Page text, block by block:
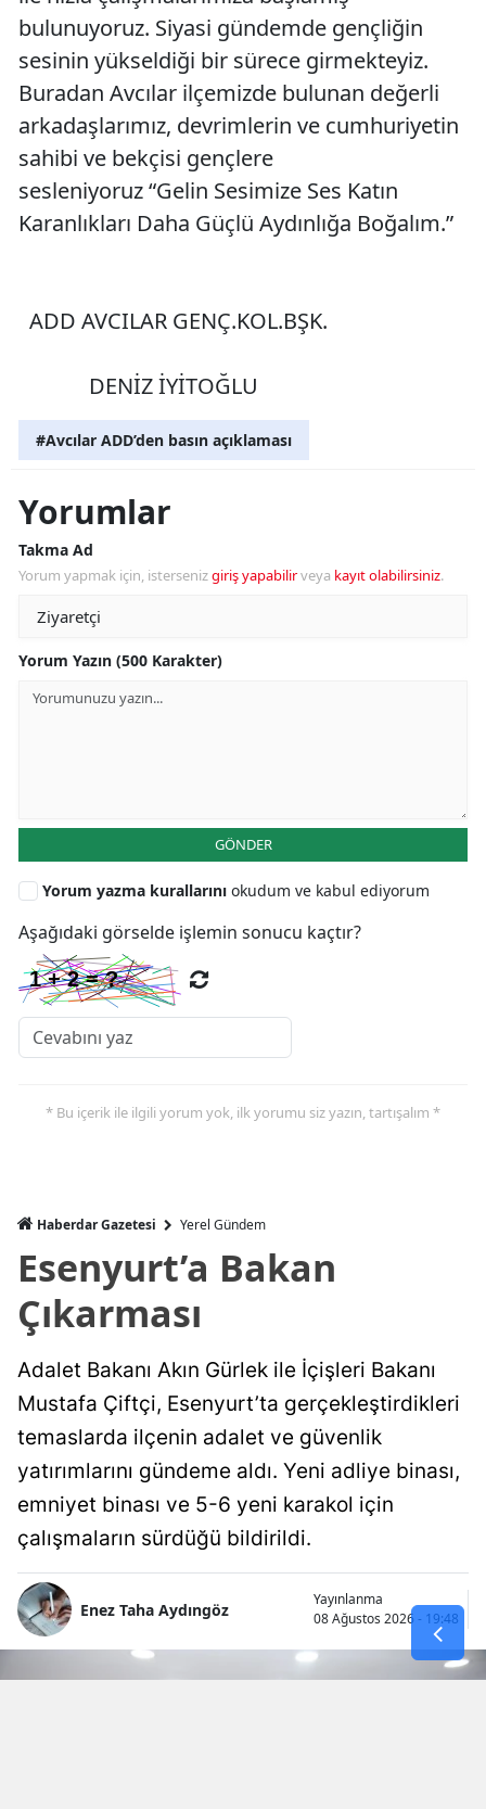
bulunuyoruz. Siyasi gündemde gençliğin
sesinin yükseldiği bir sürece girmekteyiz.
Buradan Avcılar ilçemizde bulunan değerli
arkadaşlarımız, devrimlerin ve cumhuriyetin
sahibi ve bekçisi gençlere
sesleniyoruz “Gelin Sesimize Ses Katın
Karanlıkları Daha Güçlü Aydınlığa Boğalım.”
ADD AVCILAR GENÇ.KOL.BŞK.
DENİZ İYİTOĞLU
#Avcılar ADD’den basın açıklaması
Yorumlar
Takma Ad
Yorum yapmak için, istersenizgiriş yapabilirveya kayıt olabilirsiniz.
Yorum Yazın (500 Karakter)
GÖNDER
Yorum yazma kurallarını okudum ve kabul ediyorum
Aşağıdaki görselde işlemin sonucu kaçtır?
* Bu içerik ile ilgili yorum yok, ilk yorumu siz yazın, tartışalım *
Haberdar Gazetesi Yerel Gündem
Esenyurt’a Bakan
Çıkarması
Adalet Bakanı Akın Gürlek ile İçişleri Bakanı
Mustafa Çiftçi, Esenyurt’ta gerçekleştirdikleri
temaslarda ilçenin adalet ve güvenlik
yatırımlarını gündeme aldı. Yeni adliye binası,
emniyet binası ve 5-6 yeni karakol için
çalışmaların sürdüğü bildirildi.
Enez Taha Aydıngöz
Yayınlanma
08 Ağustos 2026 - 19:48